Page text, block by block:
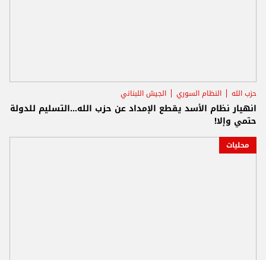
حزب الله النظام السوري الجيش اللبناني
انهيار نظام الأسد يقطع الإمداد عن حزب الله...التسليم للدولة
حتمي وإلا!
محليات